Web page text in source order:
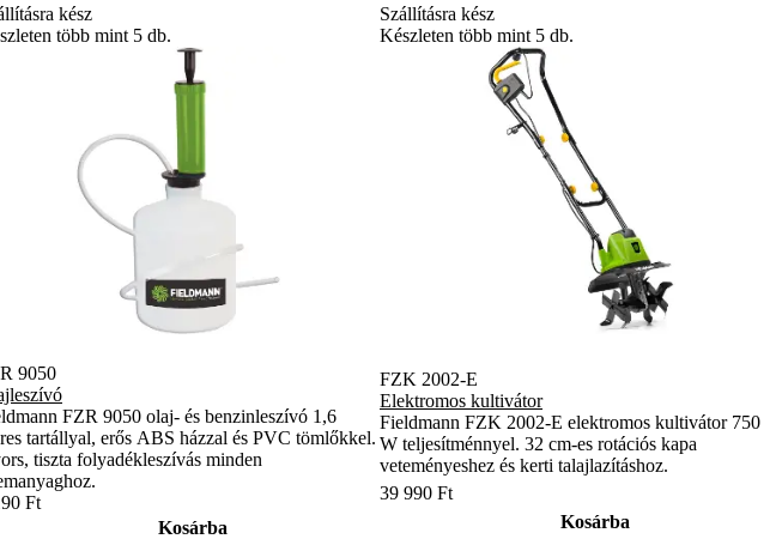
kész
több mint 5 db.
Szállításra kész
Készleten több mint 5 db.
9050
FZR 9050 olaj- és benzinleszívó 1,6
tartállyal, erős ABS házzal és PVC tömlőkkel.
tiszta folyadékleszívás minden
Ft
Kosárba
FZK 2002-E
Elektromos kultivátor
Fieldmann FZK 2002-E elektromos kultivátor 750
W teljesítménnyel. 32 cm-es rotációs kapa
veteményeshez és kerti talajlazításhoz.
39 990 Ft
Kosárba